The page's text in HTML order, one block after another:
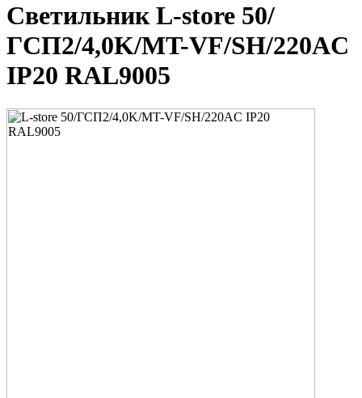
Светильник L-store 50/
ГСП2/4,0K/MT-VF/SH/220AC
IP20 RAL9005